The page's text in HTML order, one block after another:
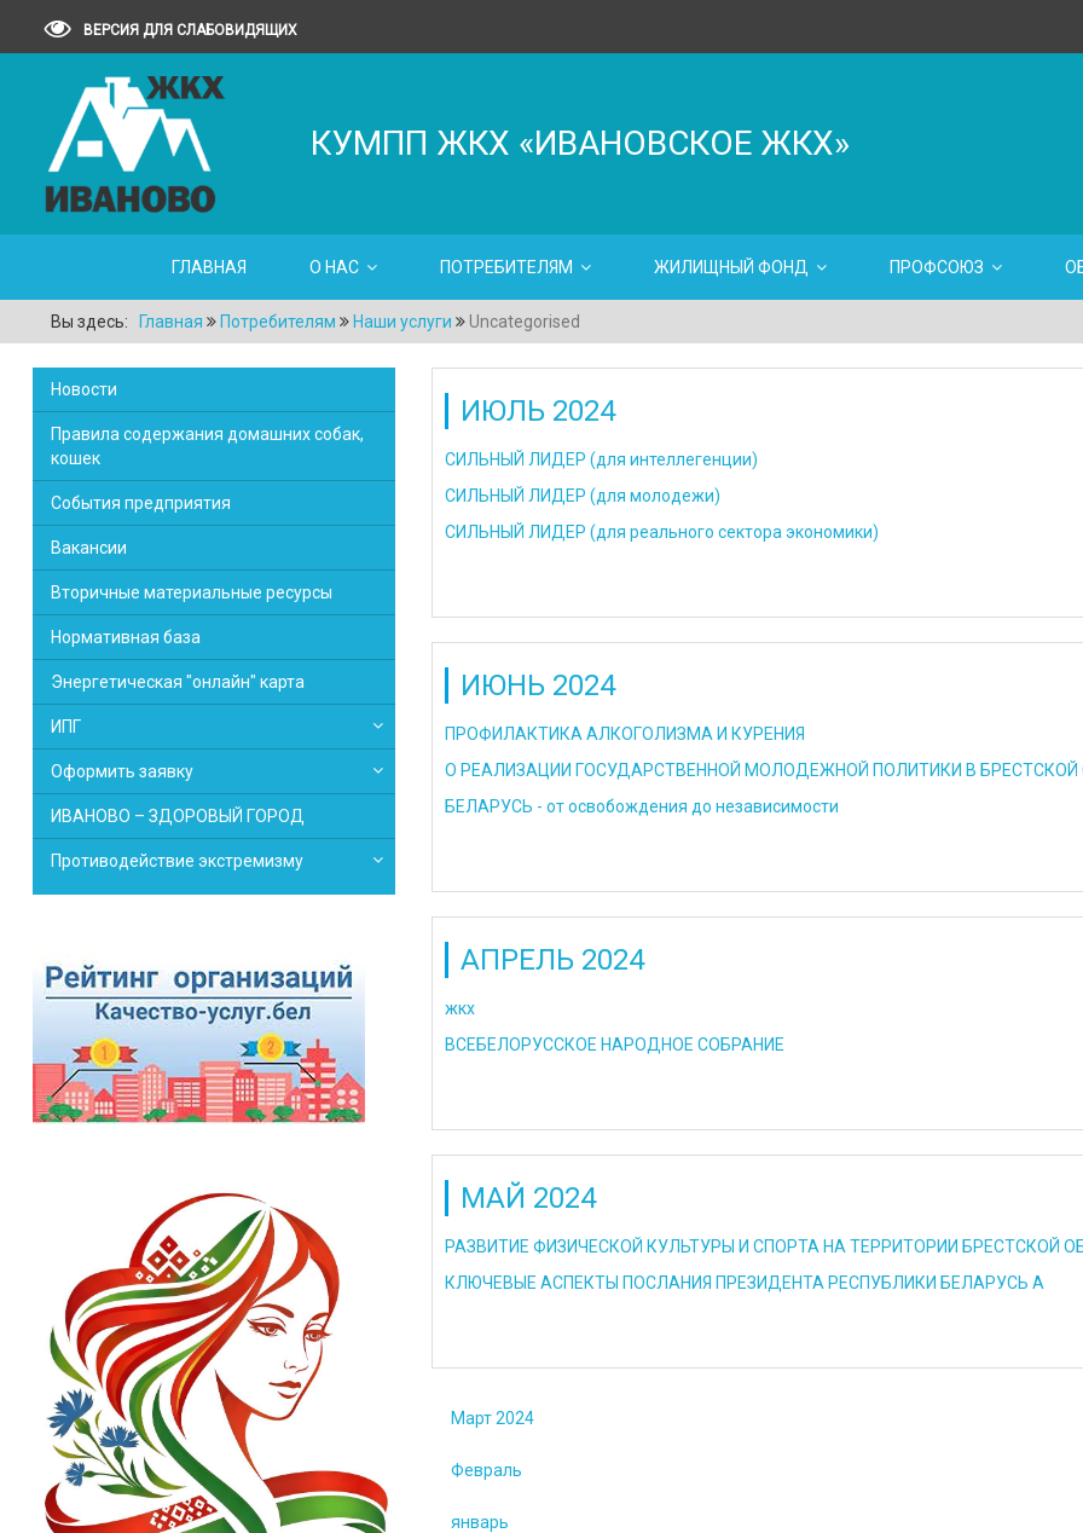
ВЕРСИЯ ДЛЯ СЛАБОВИДЯЩИХ
КУМПП ЖКХ «ИВАНОВСКОЕ ЖКХ»
ГЛАВНАЯ О НАС ПОТРЕБИТЕЛЯМ ЖИЛИЩНЫЙ ФОНД ПРОФСОЮЗ
Вы здесь: Главная Потребителям Наши услуги Uncategorised
Новости
Правила содержания домашних собак,
кошек
События предприятия
Вакансии
Вторичные материальные ресурсы
Нормативная база
Энергетическая "онлайн" карта
ИПГ
Оформить заявку
ИВАНОВО – ЗДОРОВЫЙ ГОРОД
Противодействие экстремизму
ИЮЛЬ 2024
СИЛЬНЫЙ ЛИДЕР (для интеллегенции)
СИЛЬНЫЙ ЛИДЕР (для молодежи)
СИЛЬНЫЙ ЛИДЕР (для реального сектора экономики)
ИЮНЬ 2024
ПРОФИЛАКТИКА АЛКОГОЛИЗМА И КУРЕНИЯ
О РЕАЛИЗАЦИИ ГОСУДАРСТВЕННОЙ МОЛОДЕЖНОЙ ПОЛИТИКИ В БРЕСТСКОЙ
БЕЛАРУСЬ - от освобождения до независимости
АПРЕЛЬ 2024
жкх
ВСЕБЕЛОРУССКОЕ НАРОДНОЕ СОБРАНИЕ
МАЙ 2024
РАЗВИТИЕ ФИЗИЧЕСКОЙ КУЛЬТУРЫ И СПОРТА НА ТЕРРИТОРИИ БРЕСТСКОЙ
КЛЮЧЕВЫЕ АСПЕКТЫ ПОСЛАНИЯ ПРЕЗИДЕНТА РЕСПУБЛИКИ БЕЛАРУСЬ А
Март 2024
Февраль
январь